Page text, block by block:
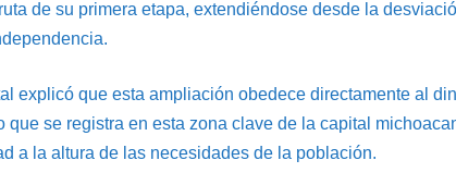
de su primera etapa, extendiéndose desde la
explicó que esta ampliación obedece directamente al
que se registra en esta zona clave de la capital
a la altura de las necesidades de la población.